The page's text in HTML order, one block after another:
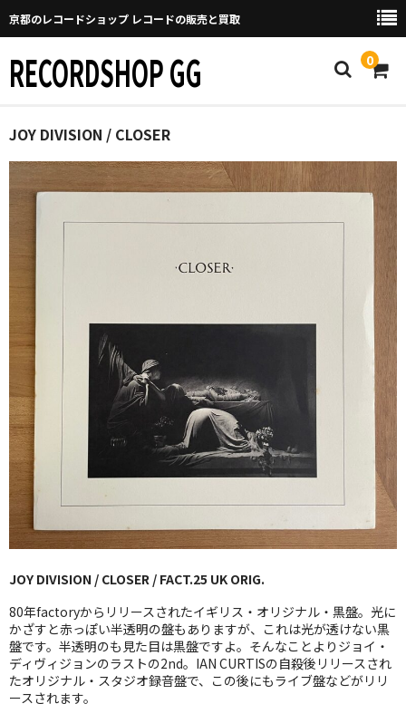
京都のレコードショップ レコードの販売と買取
RECORDSHOP GG 0
Home
マイページ
Categories
New Arrivals
新譜
GG RECORD （当店のレーベル）
JAZZ-US
BLUE NOTE
JAZZ-EU
JAZZ-JP
JAZZ-VOCAL
J-POP
JOY DIVISION / CLOSER
JOY DIVISION / CLOSER / FACT.25 UK ORIG.
80年factoryからリリースされたイギリス・オリジナル・黒盤。光に
かざすと赤っぽい半透明の盤もありますが、これは光が透けない黒
盤です。半透明のも見た目は黒盤ですよ。そんなことよりジョイ・
ディヴィジョンのラストの2nd。IAN CURTISの自殺後リリースされ
たオリジナル・スタジオ録音盤で、この後にもライブ盤などがリリ
ースされます。